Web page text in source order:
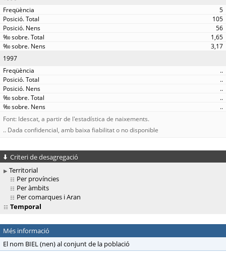
5
105
56
1,65
3,17
1997
..
..
..
..
..
Font: Idescat, a partir de l'estadística de naixements.
.. Dada confidencial, amb baixa fiabilitat o no disponible
Criteri de desagregació
Territorial
Per províncies
Per àmbits
Per comarques i Aran
Temporal
Més informació
El nom BIEL (nen) al conjunt de la població